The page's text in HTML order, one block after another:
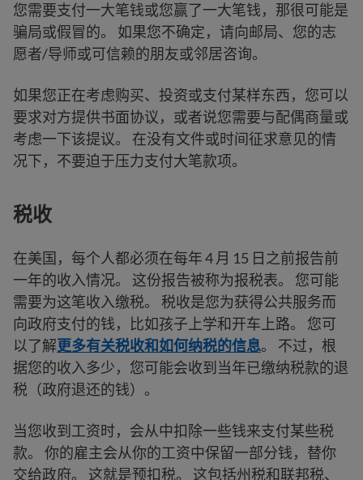
您需要支付一大笔钱或您赢了一大笔钱，那很可能是
骗局或假冒的。 如果您不确定，请向邮局、您的志
愿者/导师或可信赖的朋友或邻居咨询。
如果您正在考虑购买、投资或支付某样东西，您可以
要求对方提供书面协议，或者说您需要与配偶商量或
考虑一下该提议。 在没有文件或时间征求意见的情
况下，不要迫于压力支付大笔款项。
税收
在美国，每个人都必须在每年 4 月 15 日之前报告前
一年的收入情况。 这份报告被称为报税表。 您可能
需要为这笔收入缴税。 税收是您为获得公共服务而
向政府支付的钱，比如孩子上学和开车上路。 您可
以了解更多有关税收和如何纳税的信息。 不过，根
据您的收入多少，您可能会收到当年已缴纳税款的退
税（政府退还的钱）。
当您收到工资时，会从中扣除一些钱来支付某些税
款。 你的雇主会从你的工资中保留一部分钱，替你
交给政府。 这就是预扣税。 这包括州税和联邦税、